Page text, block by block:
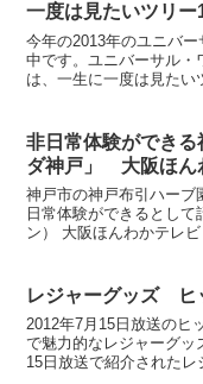
一度は見たいツリー
今年の2013年のユニバ
中です。ユニバーサル・
は、一生に一度は見たい
非日常体験ができ
ダ神戸」 大阪ほ
神戸市の神戸布引ハーブ
日常体験ができるとし
ン） 大阪ほんわかテレ
レジャーグッズ
2012年7月15日放送のヒ
で魅力的なレジャーグッ
15日放送で紹介されたレ